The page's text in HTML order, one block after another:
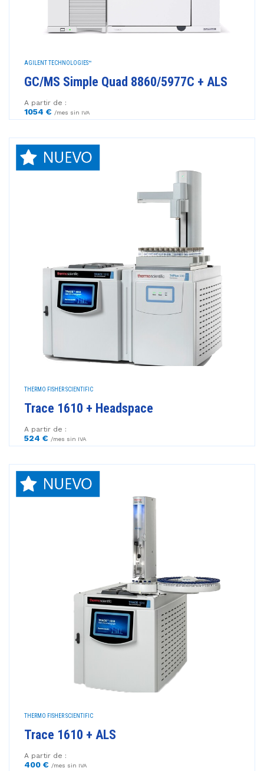
AGILENT TECHNOLOGIES™
GC/MS Simple Quad 8860/5977C + ALS
A partir de :
1054 € /mes sin IVA
THERMO FISHER SCIENTIFIC
Trace 1610 + Headspace
A partir de :
524 € /mes sin IVA
THERMO FISHER SCIENTIFIC
Trace 1610 + ALS
A partir de :
400 € /mes sin IVA